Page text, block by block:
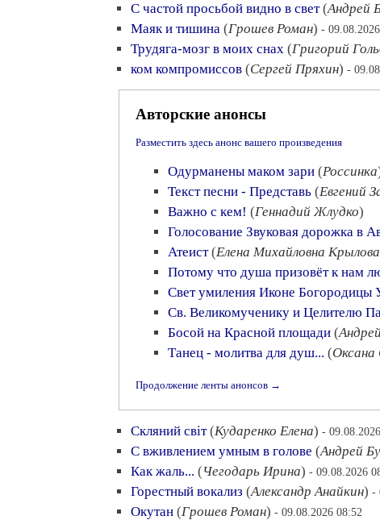
С частой просьбой видно в свет(Андрей
Маяк и тишина (Грошев Роман) -
Трудяга-мозг в моих снах (Григорий
ком компромиссов (Сергей Пряхин) -
Авторские анонсы
Разместить здесь анонс вашего произведения
Одурманены маком зари (Россинка
Текст песни - Представь (Евгений
Важно с кем! (Геннадий Жлудко)
Голосование Звуковая дорожка в
Атеист(Елена Михайловна Крылова
Потому что душа призовёт к нам
Свет умиления Иконе Богородицы
Св. Великомученику и Целителю
Босой на Красной площади (
Танец - молитва для душ... (Оксана
Продолжение ленты анонсов →
Скляний свiт(Кударенко Елена) -
С вживлением умным в голове (Андрей
Как жаль... (Чегодарь Ирина) - 09.08.2026
Горестный вокализ (Александр Анайкин) -
Окутан (Грошев Роман) - 09.08.2026 08:52